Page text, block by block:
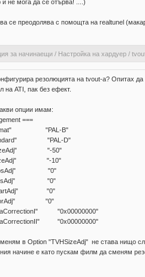
и не мога да се отърва! ....)
се преодолява с помощта на realtunel
за начинаещи/ Настройка на хардуер/
резолюцията на tvout-а? Опитах
на ATI, пак без ефект.
опции имам:
===
"PAL-B"
"PAL-D"
"-50"
"-10"
"0"
"0"
"0"
"0"
"0x00000000"
"0x00000000"
в Option "TVHSizeAdj" не става нищо
начине е като пускам филм да сменям